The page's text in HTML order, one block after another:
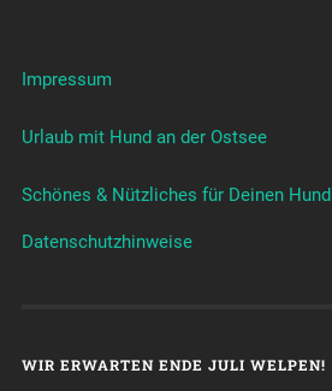
Impressum
Urlaub mit Hund an der Ostsee
Schönes & Nützliches für Deinen Hund
Datenschutzhinweise
WIR ERWARTEN ENDE JULI WELPEN!